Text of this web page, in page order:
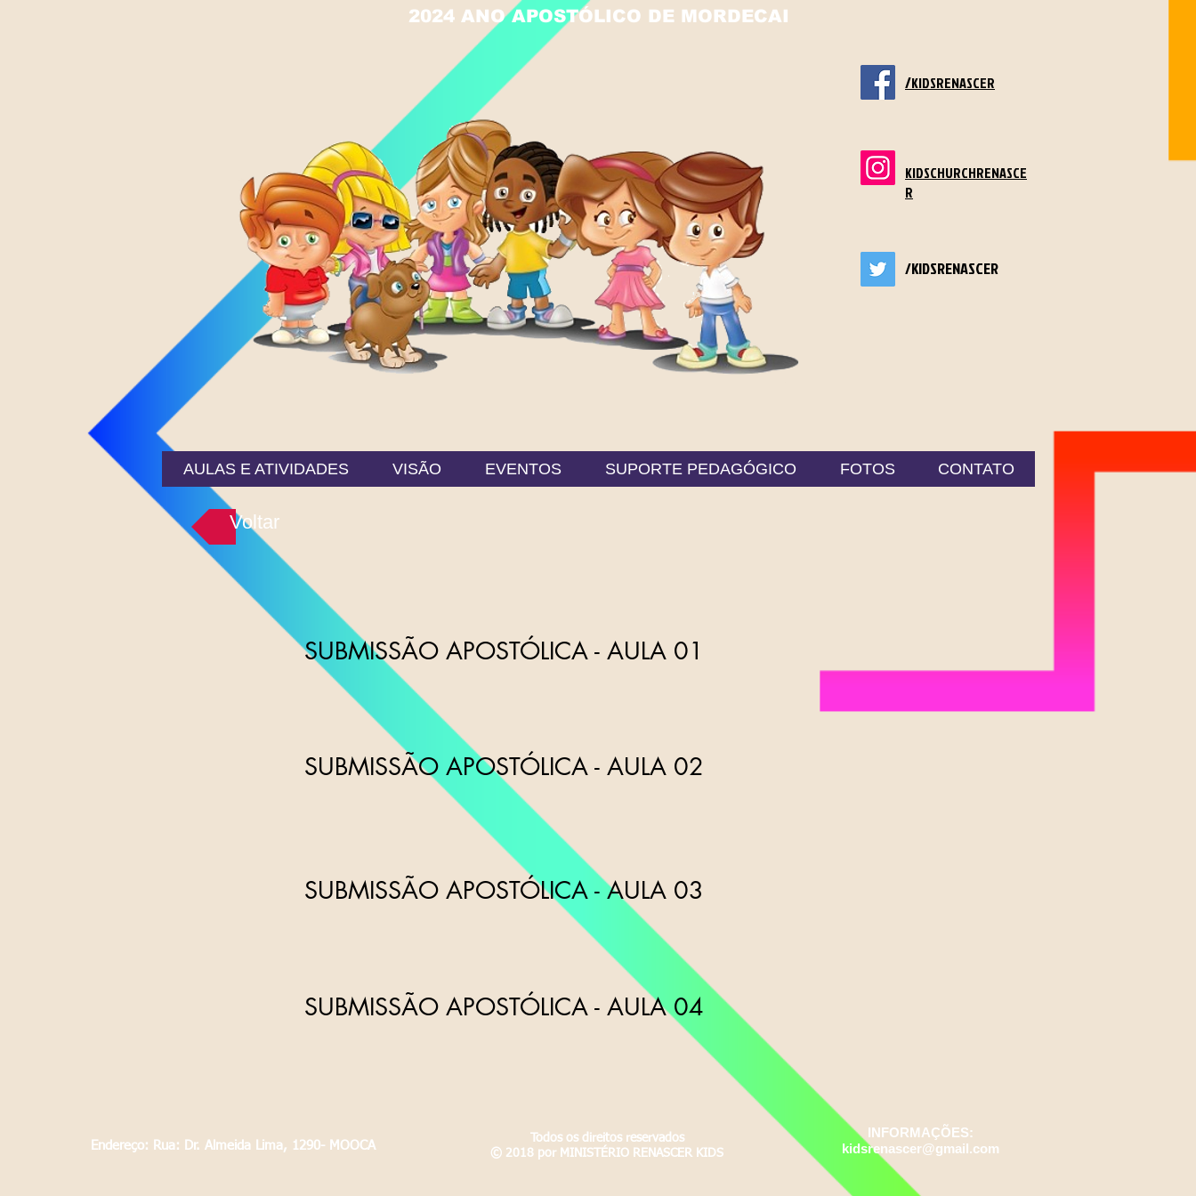
2024 ANO APOSTÓLICO DE MORDECAI
/KIDSRENASCER
KIDSCHURCHRENASCE
R
/KIDSRENASCER
AULAS E ATIVIDADES VISÃO EVENTOS SUPORTE PEDAGÓGICO FOTOS CONTATO
Voltar
SUBMISSÃO APOSTÓLICA - AULA 01
SUBMISSÃO APOSTÓLICA - AULA 02
SUBMISSÃO APOSTÓLICA - AULA 03
SUBMISSÃO APOSTÓLICA - AULA 04
Endereço: Rua: Dr. Almeida Lima, 1290- MOOCA
Todos os direitos reservados
© 2018 por MINISTÉRIO RENASCER KIDS
INFORMAÇÕES:
kidsrenascer@gmail.com